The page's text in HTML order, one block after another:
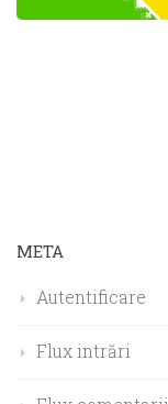
META
Autentificare
Flux intrări